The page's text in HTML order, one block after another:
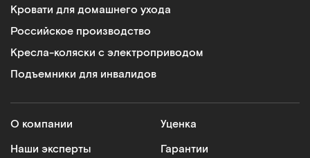
Кровати для домашнего ухода
Российское производство
Кресла-коляски с электроприводом
Подъемники для инвалидов
О компании
Наши эксперты
Уценка
Гарантии